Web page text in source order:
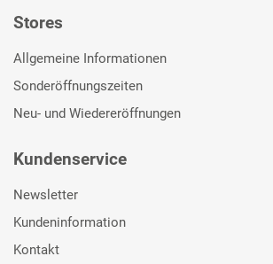
Stores
Allgemeine Informationen
Sonderöffnungszeiten
Neu- und Wiedereröffnungen
Kundenservice
Newsletter
Kundeninformation
Kontakt